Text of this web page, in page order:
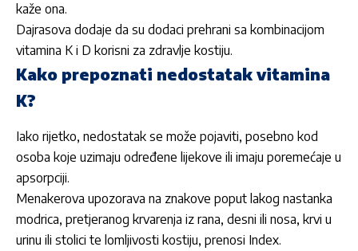
kaže ona.
Dajrasova dodaje da su dodaci prehrani sa kombinacijom
vitamina K i D korisni za zdravlje kostiju.
Kako prepoznati nedostatak vitamina
K?
Iako rijetko, nedostatak se može pojaviti, posebno kod
osoba koje uzimaju određene lijekove ili imaju poremećaje u
apsorpciji.
Menakerova upozorava na znakove poput lakog nastanka
modrica, pretjeranog krvarenja iz rana, desni ili nosa, krvi u
urinu ili stolici te lomljivosti kostiju, prenosi Index.